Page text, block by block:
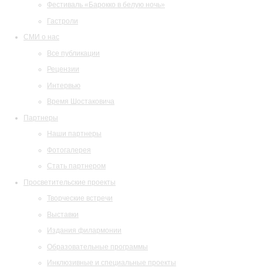
Фестиваль «Барокко в белую ночь»
Гастроли
СМИ о нас
Все публикации
Рецензии
Интервью
Время Шостаковича
Партнеры
Наши партнеры
Фотогалерея
Стать партнером
Просветительские проекты
Творческие встречи
Выставки
Издания филармонии
Образовательные программы
Инклюзивные и специальные проекты